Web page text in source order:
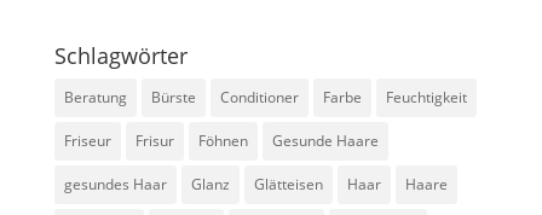
Schlagwörter
Beratung Bürste Conditioner Farbe Feuchtigkeit
Friseur Frisur Föhnen Gesunde Haare
gesundes Haar Glanz Glätteisen Haar Haare